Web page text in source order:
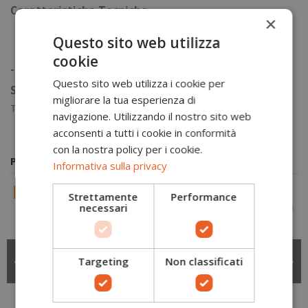
Caratteristiche Tecniche
Loose Fit
: Taglio largo per consentire la sovrapposizione
dei movimenti.
-
Sostenibilità
Tessuto riciclato
Potrebbero piacerti anche
uomo Embrace M La
46,75 €
55,00 €
-15%
T-shirt Arrampicata
uomo Circle Logo M
La Sportiva
La Sportiva
×
Questo sito web utilizza
cookie
Questo sito web utilizza i cookie per
migliorare la tua esperienza di
navigazione. Utilizzando il nostro sito web
acconsenti a tutti i cookie in conformità
con la nostra policy per i cookie.
Informativa sulla privacy
Strettamente
necessari
Performance
Targeting Non classificati